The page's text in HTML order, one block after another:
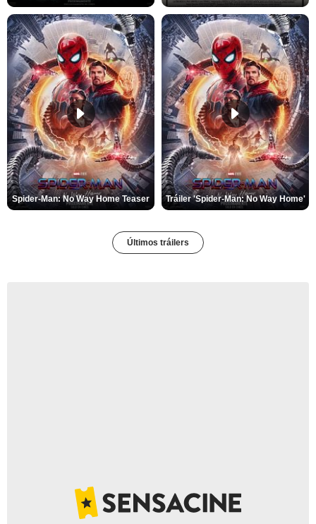
Spider-Man: No Way Home Teaser Tráiler 'Spider-Man: No Way Home'
Últimos tráilers